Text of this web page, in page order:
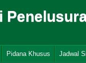
Pidana Khusus Jadwal